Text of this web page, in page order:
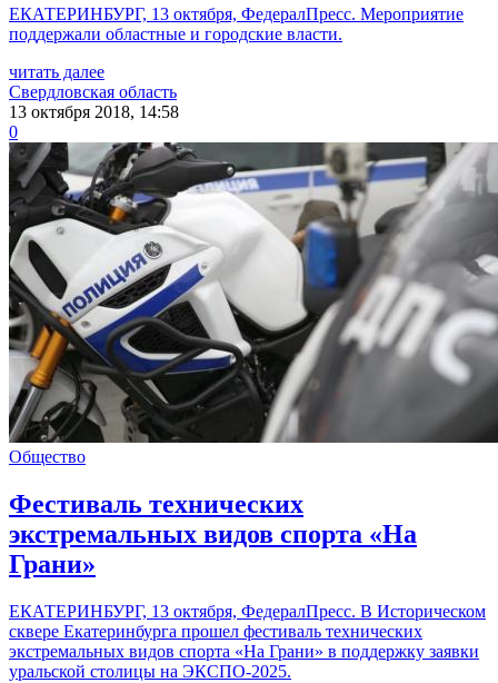
ЕКАТЕРИНБУРГ, 13 октября, ФедералПресс. Мероприятие
поддержали областные и городские власти.
читать далее
Свердловская область
13 октября 2018, 14:58
0
Общество
Фестиваль технических
экстремальных видов спорта «На
Грани»
ЕКАТЕРИНБУРГ, 13 октября, ФедералПресс. В Историческом
сквере Екатеринбурга прошел фестиваль технических
экстремальных видов спорта «На Грани» в поддержку заявки
уральской столицы на ЭКСПО-2025.